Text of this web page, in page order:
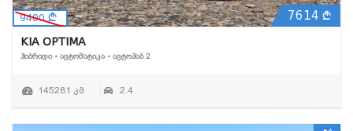
9400 7614
KIA OPTIMA
ᲰᲘᲑᲠᲘᲓᲘ • ᲐᲕᲢᲝᲛᲐᲢᲘᲙᲐ • ᲐᲕᲢᲝᲰᲐᲑ 2
145281 კმ 2.4